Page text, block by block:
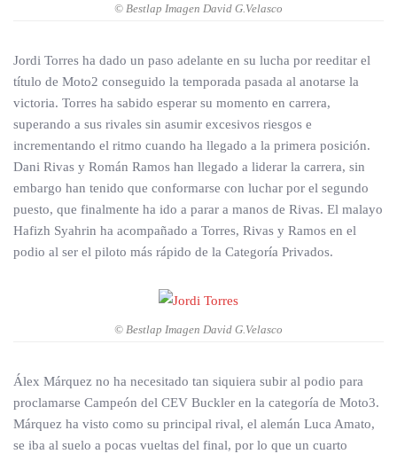
© Bestlap Imagen David G.Velasco
Jordi Torres ha dado un paso adelante en su lucha por reeditar el
título de Moto2 conseguido la temporada pasada al anotarse la
victoria. Torres ha sabido esperar su momento en carrera,
superando a sus rivales sin asumir excesivos riesgos e
incrementando el ritmo cuando ha llegado a la primera posición.
Dani Rivas y Román Ramos han llegado a liderar la carrera, sin
embargo han tenido que conformarse con luchar por el segundo
puesto, que finalmente ha ido a parar a manos de Rivas. El malayo
Hafizh Syahrin ha acompañado a Torres, Rivas y Ramos en el
podio al ser el piloto más rápido de la Categoría Privados.
© Bestlap Imagen David G.Velasco
Álex Márquez no ha necesitado tan siquiera subir al podio para
proclamarse Campeón del CEV Buckler en la categoría de Moto3.
Márquez ha visto como su principal rival, el alemán Luca Amato,
se iba al suelo a pocas vueltas del final, por lo que un cuarto